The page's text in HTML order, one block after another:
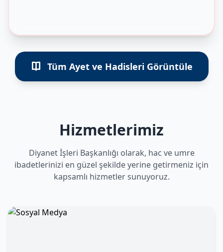
Tüm Ayet ve Hadisleri Görüntüle
Hizmetlerimiz
Diyanet İşleri Başkanlığı olarak, hac ve umre
ibadetlerinizi en güzel şekilde yerine getirmeniz için
kapsamlı hizmetler sunuyoruz.